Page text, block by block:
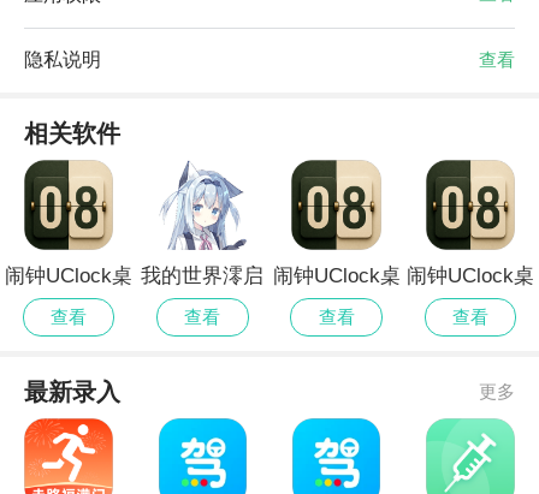
隐私说明 查看
相关软件
闹钟UClock桌
面时钟精简版
查看
我的世界澪启
动器离线版
查看
闹钟UClock桌
面时钟高画质
版
查看
闹钟UClock桌
面时钟免广告
版
查看
最新录入 更多